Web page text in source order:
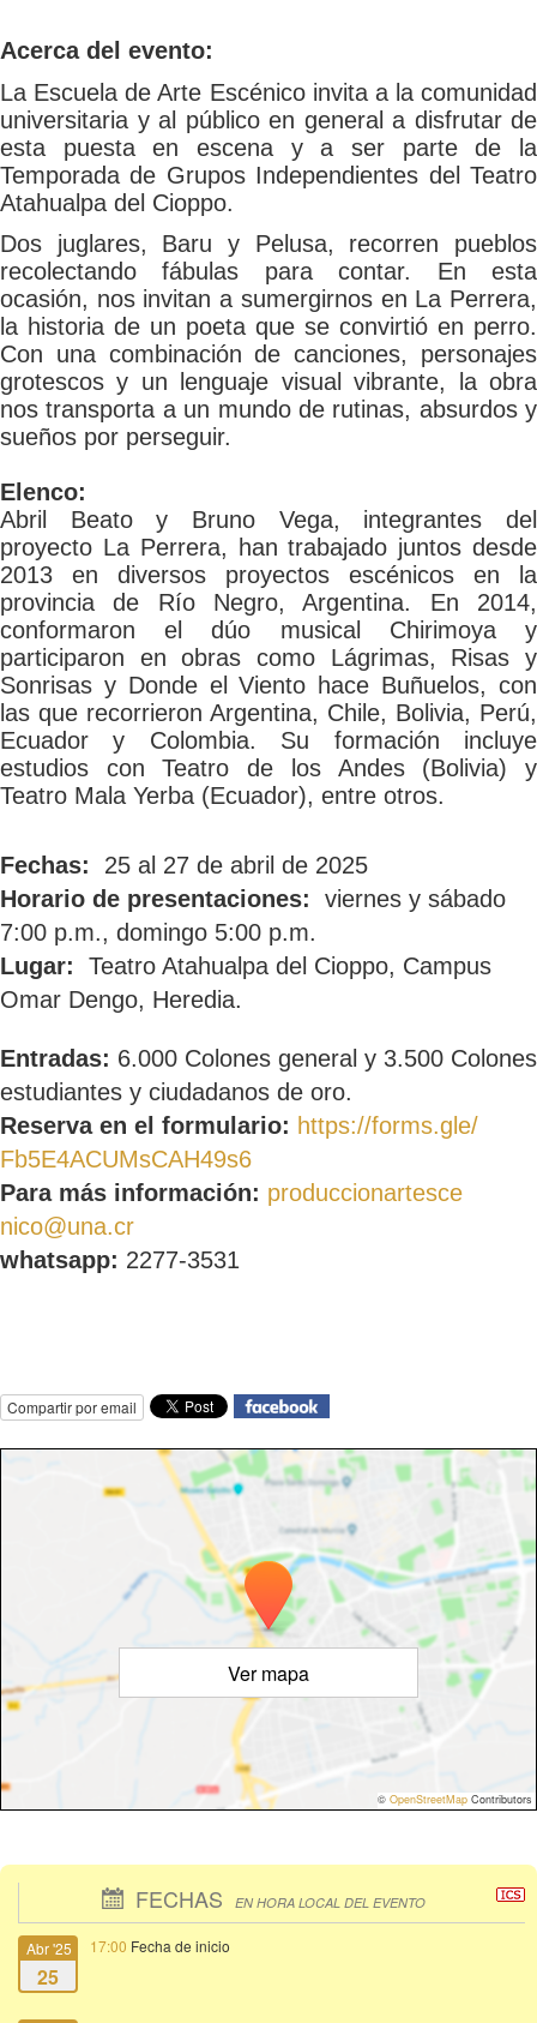
Acerca del evento:
La Escuela de Arte Escénico invita a la comunidad
universitaria y al público en general a disfrutar de
esta puesta en escena y a ser parte de la
Temporada de Grupos Independientes del Teatro
Atahualpa del Cioppo.
Dos juglares, Baru y Pelusa, recorren pueblos
recolectando fábulas para contar. En esta
ocasión, nos invitan a sumergirnos en La Perrera,
la historia de un poeta que se convirtió en perro.
Con una combinación de canciones, personajes
grotescos y un lenguaje visual vibrante, la obra
nos transporta a un mundo de rutinas, absurdos y
sueños por perseguir.
Elenco:
Abril Beato y Bruno Vega, integrantes del
proyecto La Perrera, han trabajado juntos desde
2013 en diversos proyectos escénicos en la
provincia de Río Negro, Argentina. En 2014,
conformaron el dúo musical Chirimoya y
participaron en obras como Lágrimas, Risas y
Sonrisas y Donde el Viento hace Buñuelos, con
las que recorrieron Argentina, Chile, Bolivia, Perú,
Ecuador y Colombia. Su formación incluye
estudios con Teatro de los Andes (Bolivia) y
Teatro Mala Yerba (Ecuador), entre otros.
Fechas:
25 al 27 de abril de 2025
Horario de presentaciones: viernes y sábado
7:00 p.m., domingo 5:00 p.m.
Lugar:
Teatro Atahualpa del Cioppo, Campus
Omar Dengo, Heredia.
Entradas: 6.000 Colones general y 3.500 Colones
estudiantes y ciudadanos de oro.
Reserva en el formulario: https://forms.gle/
Fb5E4ACUMsCAH49s6
Para más información: produccionartesce
nico@una.cr
whatsapp: 2277-3531
Compartir por email
Ver mapa
© OpenStreetMap Contributors
FECHAS EN HORA LOCAL DEL EVENTO
Abr '25
25
17:00 Fecha de inicio